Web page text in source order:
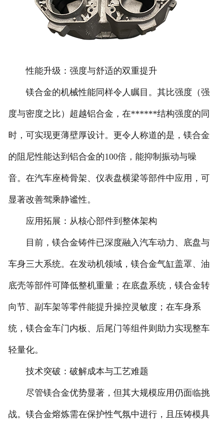
性能升级：强度与舒适的双重提升
镁合金的机械性能同样令人瞩目。其比强度（强
度与密度之比）超越铝合金，在******结构强度的同
时，可实现更薄壁厚设计。更令人称道的是，镁合金
的阻尼性能达到铝合金的100倍，能抑制振动与噪
音。在汽车座椅骨架、仪表盘横梁等部件中应用，可
显著改善驾乘静谧性。
应用拓展：从核心部件到整体架构
目前，镁合金铸件已深度融入汽车动力、底盘与
车身三大系统。在发动机领域，镁合金气缸盖罩、油
底壳等部件可降低整机重量；在底盘系统，镁合金转
向节、副车架等零件能提升操控灵敏度；在车身系
统，镁合金车门内板、后尾门等组件则助力实现整车
轻量化。
技术突破：破解成本与工艺难题
尽管镁合金优势显著，但其大规模应用仍面临挑
战。镁合金熔炼需在保护性气氛中进行，且压铸模具